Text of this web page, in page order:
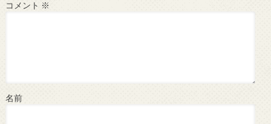
コメント ※
名前